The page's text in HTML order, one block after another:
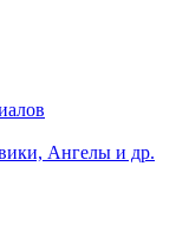
Ангелы и др.